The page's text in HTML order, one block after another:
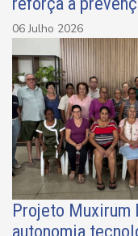
06 Julho 2026
Projeto Muxirum
autonomia